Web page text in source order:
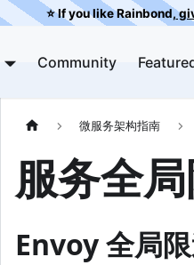
⭐️ If you like Rainbond,
Community
微服务架构指南
服务全
Envoy 全局